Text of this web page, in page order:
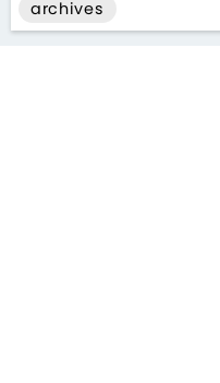
archives